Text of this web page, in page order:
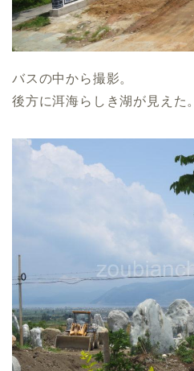
バスの中から撮影。
後方に洱海らしき湖が見えた